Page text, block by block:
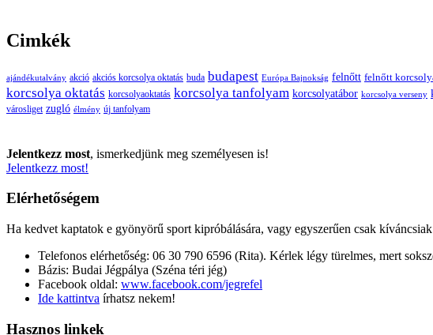
Cimkék
ajándékutalvány akció akciós korcsolya oktatás buda budapest Európa Bajnokság felnőtt felnőtt
korcsolya oktatás korcsolyaoktatás korcsolya tanfolyam korcsolyatábor korcsolya verseny
városliget zugló élmény új tanfolyam
Jelentkezz most, ismerkedjünk meg személyesen is!
Jelentkezz most!
Elérhetőségem
Ha kedvet kaptatok e gyönyörű sport kipróbálására, vagy egyszerűen csak
Telefonos elérhetőség: 06 30 790 6596 (Rita). Kérlek légy türelmes, mert
Bázis: Budai Jégpálya (Széna téri jég)
Facebook oldal: www.facebook.com/jegrefel
Ide kattintva írhatsz nekem!
Hasznos linkek